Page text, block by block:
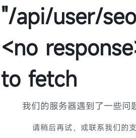
"/api/user/
<no
to fetch
我们的服务器遇到了一些问
请稍后再试，或联系我们的